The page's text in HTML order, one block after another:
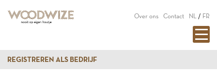
Over ons Contact NL / FR
REGISTREREN ALS BEDRIJF